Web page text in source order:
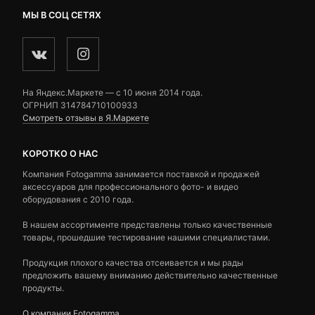
МЫ В СОЦ СЕТЯХ
На Яндекс.Маркете — c 10 июня 2014 года.
ОГРНИП 314784710100933
Смотреть отзывы в Я.Маркете
КОРОТКО О НАС
Компания Fotogamma занимается поставкой и продажей
аксессуаров для профессионального фото- и видео
оборудования с 2010 года.
В нашем ассортименте представлены только качественные
товары, прошедшие тестирование нашими специалистами.
Продукция плохого качества отсеивается и мы рады
предложить вашему вниманию действительно качественные
продукты.